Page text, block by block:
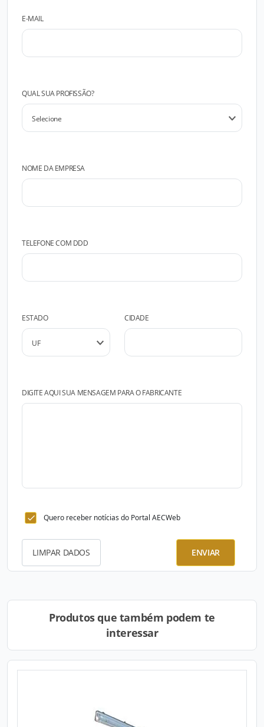
E-MAIL
QUAL SUA PROFISSÃO?
NOME DA EMPRESA
TELEFONE COM DDD
ESTADO CIDADE
DIGITE AQUI SUA MENSAGEM PARA O FABRICANTE
Quero receber notícias do Portal AECWeb
LIMPAR DADOS ENVIAR
Produtos que também podem te
interessar